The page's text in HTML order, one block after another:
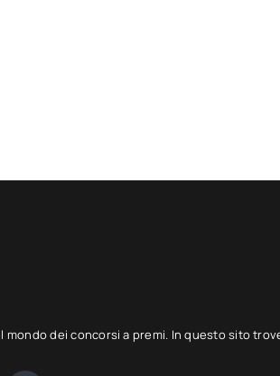
dei concorsi a premi. In questo sito